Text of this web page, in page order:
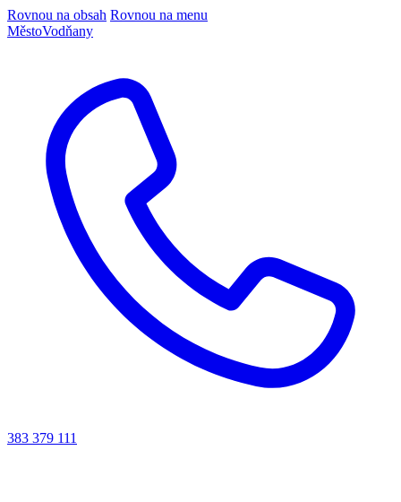
Rovnou na obsah Rovnou na menu
MěstoVodňany
383 379 111